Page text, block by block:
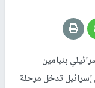
بنيامين
إسرائيل تدخل مرحلة